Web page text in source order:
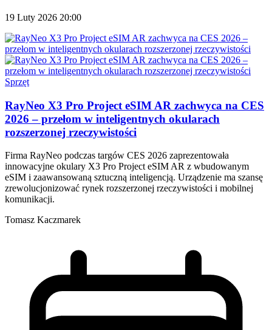
19 Luty 2026 20:00
Sprzęt
RayNeo X3 Pro Project eSIM AR zachwyca na CES
2026 – przełom w inteligentnych okularach
rozszerzonej rzeczywistości
Firma RayNeo podczas targów CES 2026 zaprezentowała
innowacyjne okulary X3 Pro Project eSIM AR z wbudowanym
eSIM i zaawansowaną sztuczną inteligencją. Urządzenie ma szansę
zrewolucjonizować rynek rozszerzonej rzeczywistości i mobilnej
komunikacji.
Tomasz Kaczmarek